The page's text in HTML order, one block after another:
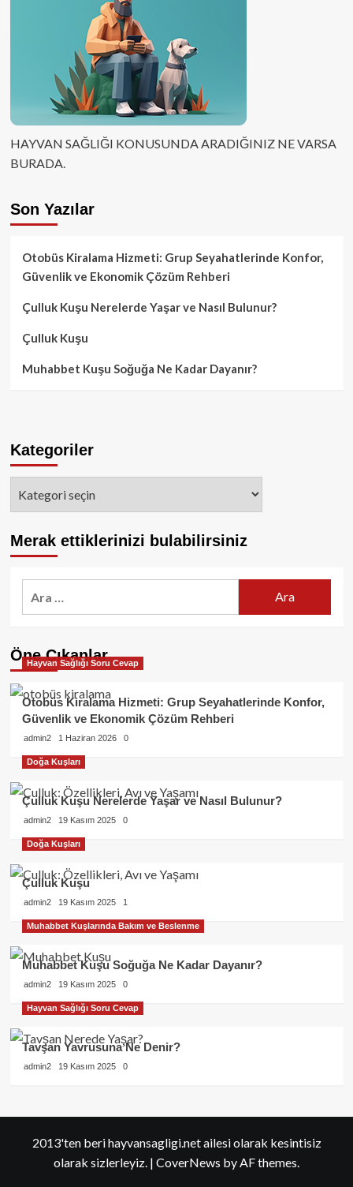
HAYVAN SAĞLIĞI KONUSUNDA ARADIĞINIZ NE VARSA
BURADA.
Son Yazılar
Otobüs Kiralama Hizmeti: Grup Seyahatlerinde Konfor,
Güvenlik ve Ekonomik Çözüm Rehberi
Çulluk Kuşu Nerelerde Yaşar ve Nasıl Bulunur?
Çulluk Kuşu
Muhabbet Kuşu Soğuğa Ne Kadar Dayanır?
Kategoriler
Merak ettiklerinizi bulabilirsiniz
Öne Çıkanlar
Hayvan Sağlığı Soru Cevap
Otobüs Kiralama Hizmeti: Grup Seyahatlerinde Konfor,
Güvenlik ve Ekonomik Çözüm Rehberi
admin2 1 Haziran 2026 0
Doğa Kuşları
Çulluk Kuşu Nerelerde Yaşar ve Nasıl Bulunur?
admin2 19 Kasım 2025 0
Doğa Kuşları
Çulluk Kuşu
admin2 19 Kasım 2025 1
Muhabbet Kuşlarında Bakım ve Beslenme
Muhabbet Kuşu Soğuğa Ne Kadar Dayanır?
admin2 19 Kasım 2025 0
Hayvan Sağlığı Soru Cevap
Tavşan Yavrusuna Ne Denir?
admin2 19 Kasım 2025 0
2013'ten beri hayvansagligi.net ailesi olarak kesintisiz
olarak sizlerleyiz. | CoverNews by AF themes.